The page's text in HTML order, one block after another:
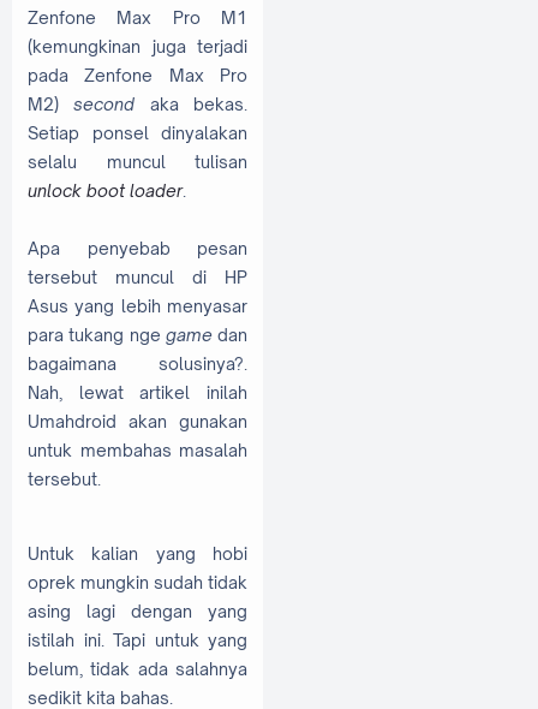
Zenfone Max Pro M1
(kemungkinan juga terjadi
pada Zenfone Max Pro
M2)second aka bekas.
Setiap ponsel dinyalakan
selalu muncul tulisan
unlock boot loader.
Apa penyebab pesan
tersebut muncul di HP
Asus yang lebih menyasar
para tukang nge gamedan
bagaimana solusinya?.
Nah, lewat artikel inilah
Umahdroid akan gunakan
untuk membahas masalah
tersebut.
Untuk kalian yang hobi
oprek mungkin sudah tidak
asing lagi dengan yang
istilah ini. Tapi untuk yang
belum, tidak ada salahnya
sedikit kita bahas.